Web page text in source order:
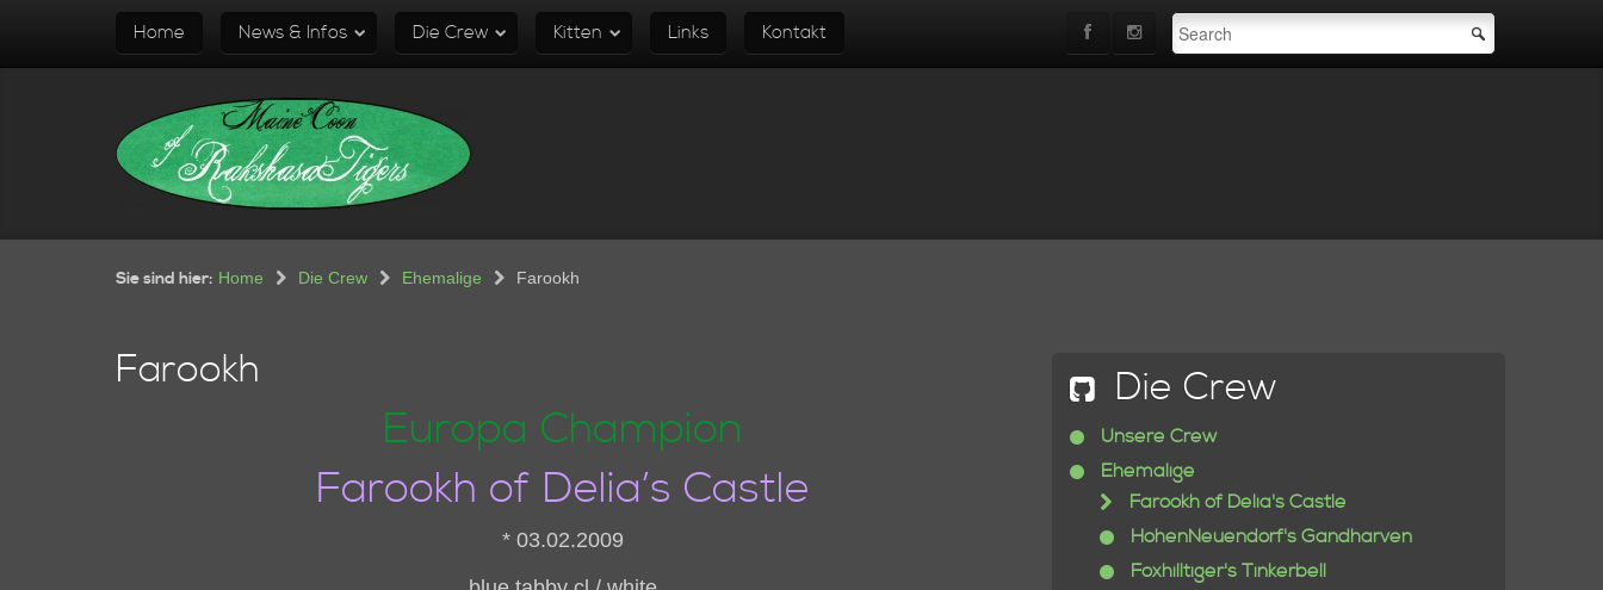
Home News & Infos Die Crew Kitten Links Kontakt
Sie sind hier: Home Die Crew Ehemalige Farookh
Farookh
Europa Champion
Farookh of Delia’s Castle
* 03.02.2009
Die Crew
Unsere Crew
Ehemalige
Farookh of Delia's Castle
HohenNeuendorf's Gandharven
Foxhilltiger's Tinkerbell